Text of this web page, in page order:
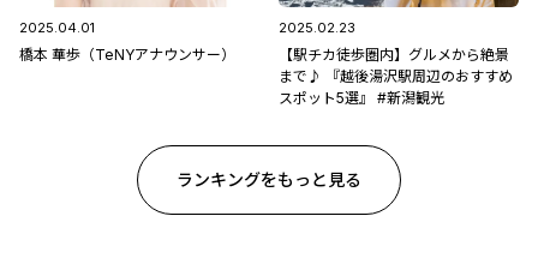
2025.04.01
橋本 華歩（TeNYアナウンサー）
2025.02.23
【駅チカ徒歩圏内】グルメから絶景
まで♪ 『越後湯沢駅周辺のおすすめ
スポット5選』 #新潟観光
ランキングをもっと見る